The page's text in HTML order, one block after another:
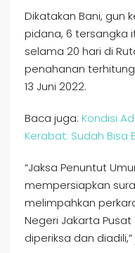
Dikatakan Bani, gun
pidana, 6 tersangka
selama 20 hari di
penahanan
13 Juni 2022.
Baca juga: Kondisi
Kerabat: Sudah Bisa
“Jaksa Penuntut
mempersiapkan
melimpahkan
Negeri Jakarta
diperiksa dan